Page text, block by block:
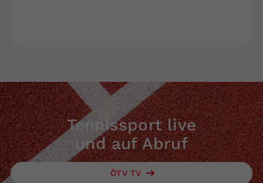
Tennissport live
und auf Abruf
ÖTV TV